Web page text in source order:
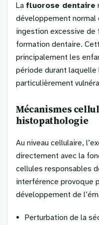
La fluorose dentaire
développement normal
ingestion excessive de
formation dentaire.
principalement les
période durant laquelle
particulièrement
Mécanismes
histopathologie
Au niveau cellulaire,
directement avec la
cellules responsables
interférence provoque
développement de
Perturbation de la